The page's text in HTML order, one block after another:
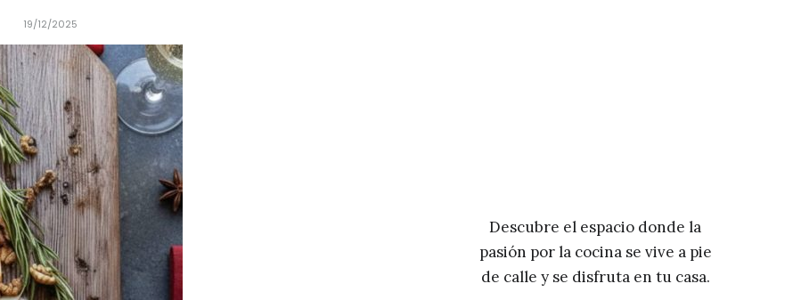
19/12/2025
Descubre el espacio donde la
pasión por la cocina se vive a pie
de calle y se disfruta en tu casa.